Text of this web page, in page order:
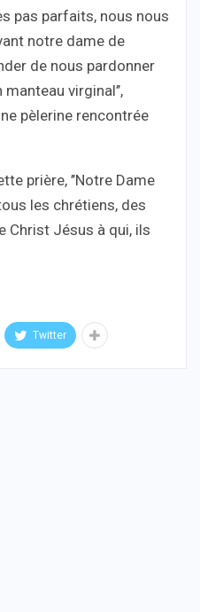
pas parfaits, nous nous
notre dame de
de nous pardonner
virginal’’,
pèlerine rencontrée
prière, ’’Notre Dame
les chrétiens, des
Christ Jésus à qui, ils
Twitter